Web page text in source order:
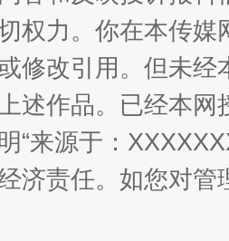
权力。你在本传
修改引用。但未
述作品。已经本
“来源于：
济责任。如您对